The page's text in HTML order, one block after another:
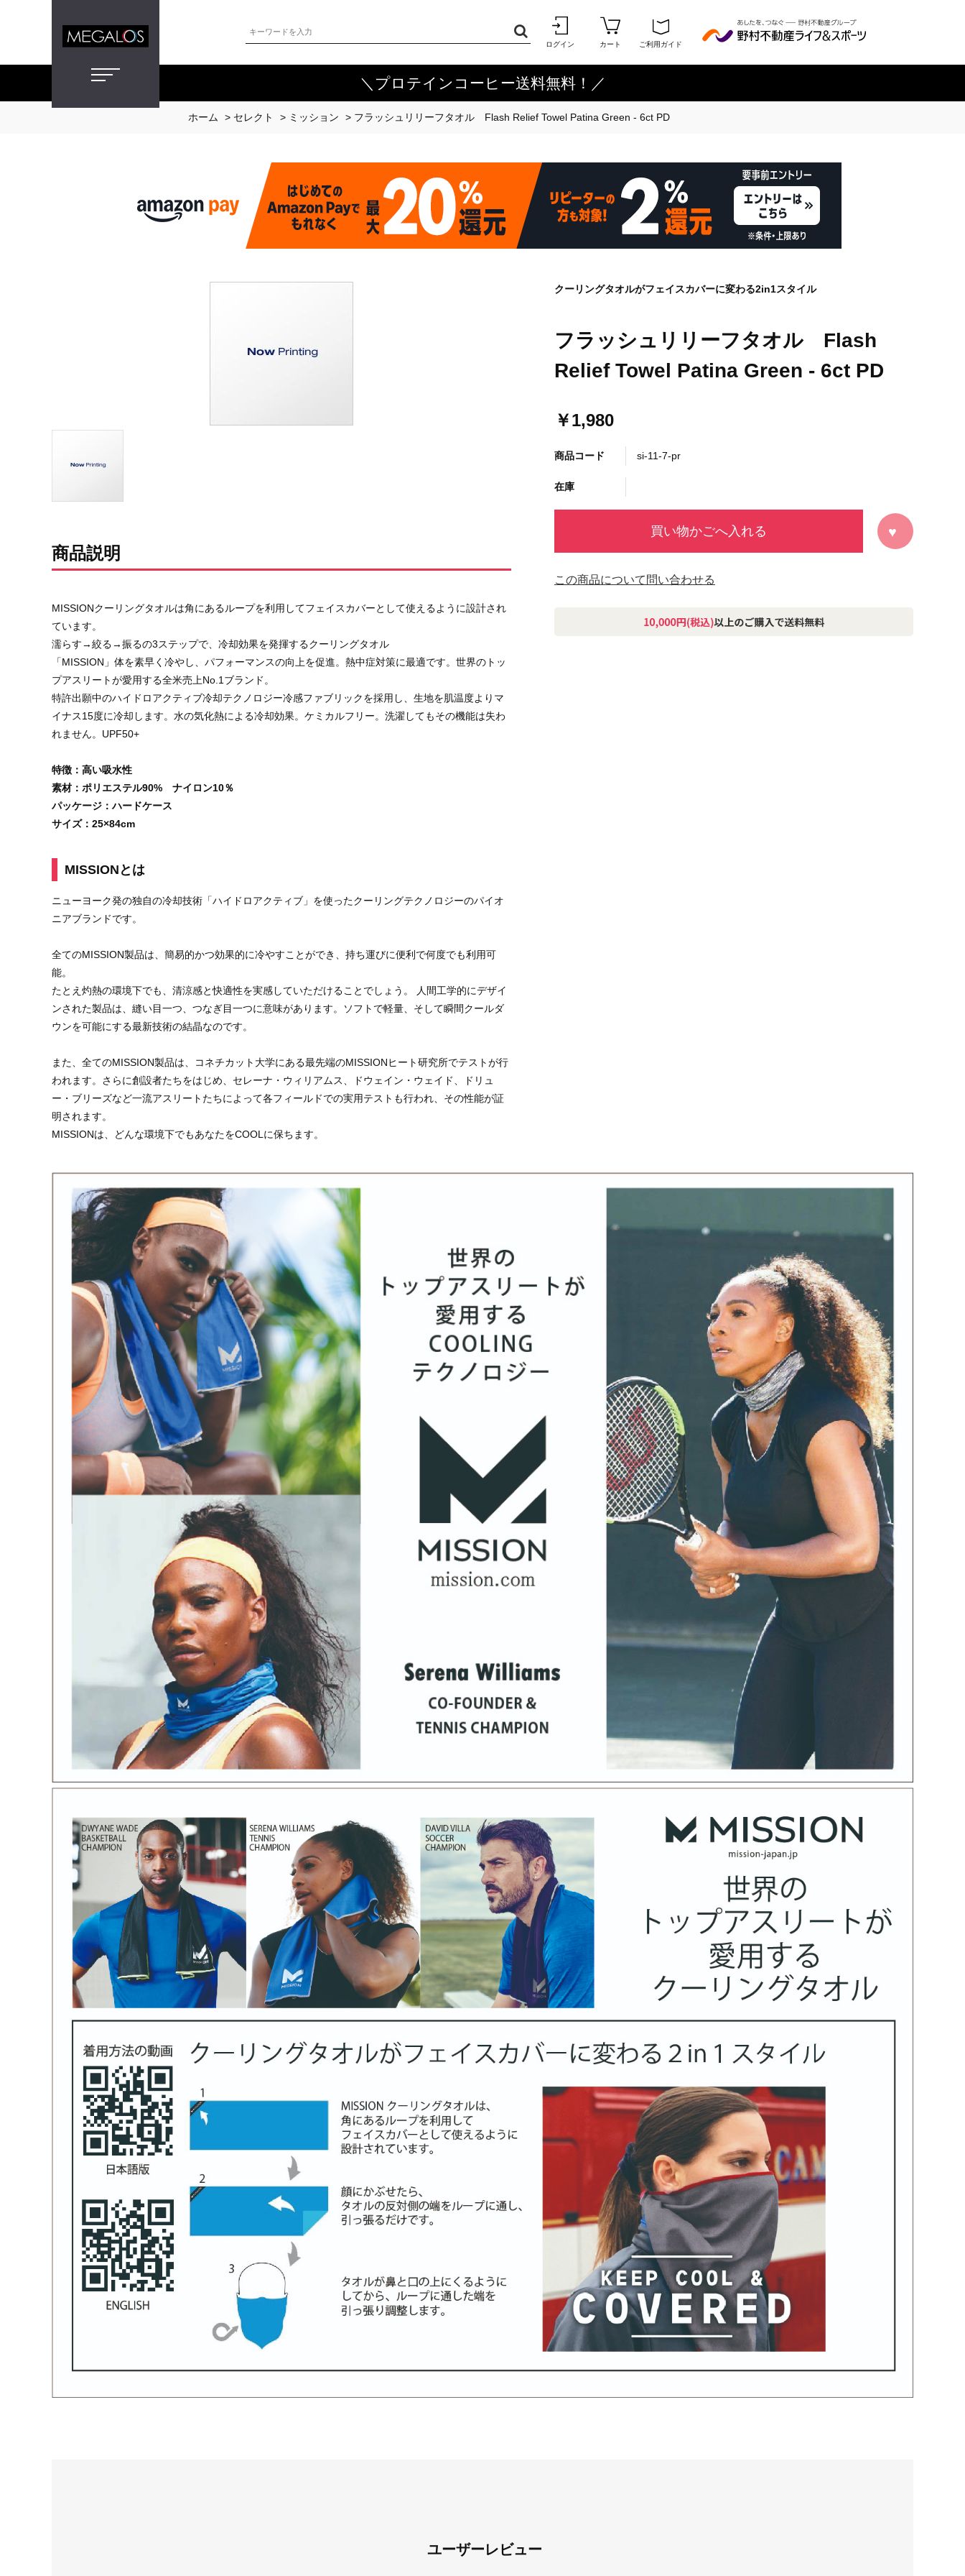
ログイン カート ご利用ガイド
＼プロテインコーヒー送料無料！／
ホーム > セレクト > ミッション > フラッシュリリーフタオル Flash Relief Towel Patina Green - 6ct PD
商品説明
MISSIONクーリングタオルは角にあるループを利用してフェイスカバーとして使えるように設計され
ています。
濡らす→絞る→振るの3ステップで、冷却効果を発揮するクーリングタオル
「MISSION」体を素早く冷やし、パフォーマンスの向上を促進。熱中症対策に最適です。世界のトッ
プアスリートが愛用する全米売上No.1ブランド。
特許出願中のハイドロアクティブ冷却テクノロジー冷感ファブリックを採用し、生地を肌温度よりマ
イナス15度に冷却します。水の気化熱による冷却効果。ケミカルフリー。洗濯してもその機能は失わ
れません。UPF50+
特徴：高い吸水性
素材：ポリエステル90% ナイロン10％
パッケージ：ハードケース
サイズ：25×84cm
MISSIONとは
ニューヨーク発の独自の冷却技術「ハイドロアクティブ」を使ったクーリングテクノロジーのパイオ
ニアブランドです。
全てのMISSION製品は、簡易的かつ効果的に冷やすことができ、持ち運びに便利で何度でも利用可
能。
たとえ灼熱の環境下でも、清涼感と快適性を実感していただけることでしょう。 人間工学的にデザイ
ンされた製品は、縫い目一つ、つなぎ目一つに意味があります。ソフトで軽量、そして瞬間クールダ
ウンを可能にする最新技術の結晶なのです。
また、全てのMISSION製品は、コネチカット大学にある最先端のMISSIONヒート研究所でテストが行
われます。さらに創設者たちをはじめ、セレーナ・ウィリアムス、ドウェイン・ウェイド、ドリュ
ー・ブリーズなど一流アスリートたちによって各フィールドでの実用テストも行われ、その性能が証
明されます。
MISSIONは、どんな環境下でもあなたをCOOLに保ちます。
クーリングタオルがフェイスカバーに変わる2in1スタイル
フラッシュリリーフタオル Flash
Relief Towel Patina Green - 6ct PD
￥1,980
商品コード si-11-7-pr
在庫
買い物かごへ入れる
この商品について問い合わせる
ユーザーレビュー